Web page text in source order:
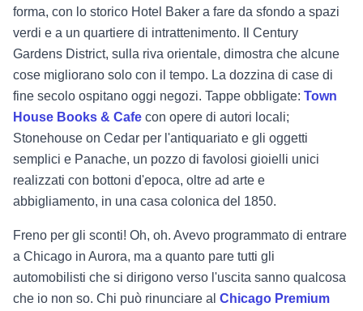
forma, con lo storico Hotel Baker a fare da sfondo a spazi
verdi e a un quartiere di intrattenimento. Il Century
Gardens District, sulla riva orientale, dimostra che alcune
cose migliorano solo con il tempo. La dozzina di case di
fine secolo ospitano oggi negozi. Tappe obbligate: Town
House Books & Cafe con opere di autori locali;
Stonehouse on Cedar per l'antiquariato e gli oggetti
semplici e Panache, un pozzo di favolosi gioielli unici
realizzati con bottoni d'epoca, oltre ad arte e
abbigliamento, in una casa colonica del 1850.
Freno per gli sconti! Oh, oh. Avevo programmato di entrare
a Chicago in Aurora, ma a quanto pare tutti gli
automobilisti che si dirigono verso l'uscita sanno qualcosa
che io non so. Chi può rinunciare al Chicago Premium